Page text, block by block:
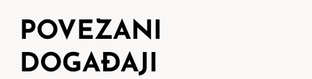
POVEZANI
DOGAĐAJI